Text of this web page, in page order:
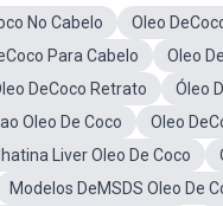
No Cabelo Oleo
Para Cabelo Oleo
DeCoco Retrato Óleo
Oleo De Coco Oleo
Liver Oleo De Coco
Modelos DeMSDS Oleo De